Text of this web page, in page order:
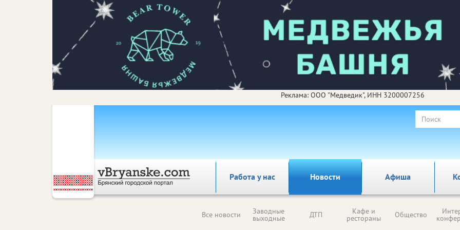
Реклама: ООО "Медведик", ИНН 3200007256
Работа у нас Новости Афиша
Все новости Заводные
выходные ДТП Кафе и
рестораны Общество